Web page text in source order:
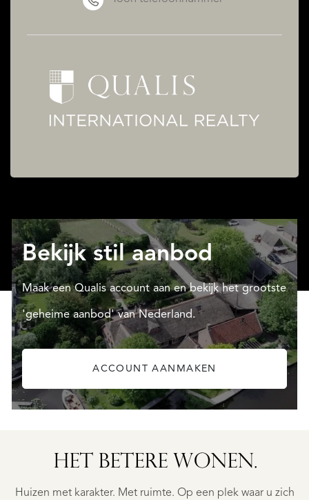
Bekijk stil aanbod
Maak een Qualis account aan en bekijk het grootste
'geheime aanbod' van Nederland.
ACCOUNT AANMAKEN
HET BETERE WONEN.
Huizen met karakter. Met ruimte. Op een plek waar u zich
BERGERAC
€